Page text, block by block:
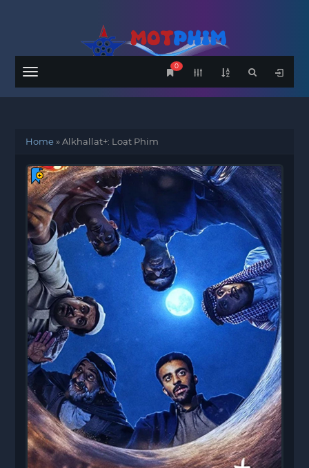
Menu
0
Home»Alkhallat+: Loạt Phim